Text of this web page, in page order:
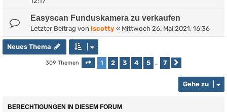
Easyscan Funduskamera zu verkaufen
Letzter Beitrag von lscotty « Mittwoch 26. Mai 2021, 16:36
Neues Thema
309 Themen Seite 1von
1 2 3 4 5 … 7
Gehe zu
BERECHTIGUNGEN IN DIESEM FORUM